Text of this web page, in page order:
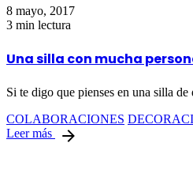
8 mayo, 2017
3 min lectura
Una silla con mucha
Si te digo que pienses en una silla
COLABORACIONES
Leer más